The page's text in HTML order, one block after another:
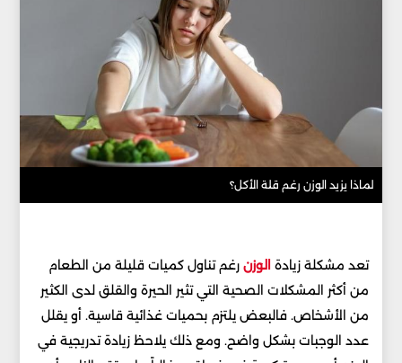
لماذا يزيد الوزن رغم قلة الأكل؟
تعد مشكلة زيادة الوزنرغم تناول كميات قليلة من الطعام
من أكثر المشكلات الصحية التي تثير الحيرة والقلق لدى الكثير
من الأشخاص. فالبعض يلتزم بحميات غذائية قاسية. أو يقلل
عدد الوجبات بشكل واضح. ومع ذلك يلاحظ زيادة تدريجية في